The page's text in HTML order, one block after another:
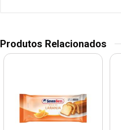
Produtos Relacionados